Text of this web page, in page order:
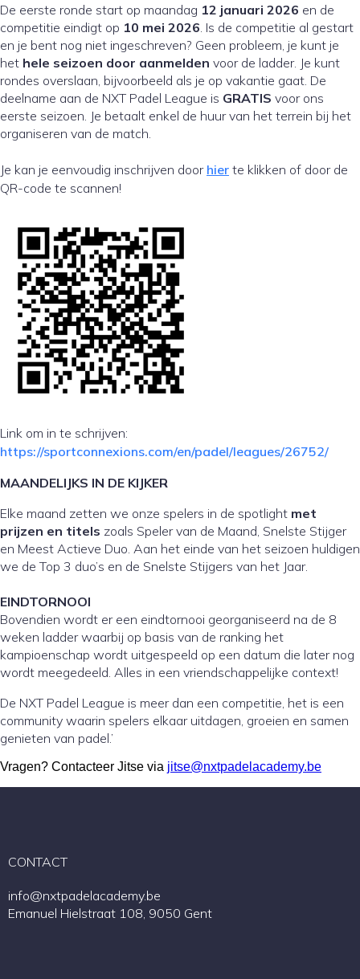
De eerste ronde start op maandag 12 januari 2026 en de
competitie eindigt op 10 mei 2026 . Is de competitie al gestart
en je bent nog niet ingeschreven? Geen probleem, je kunt je
het hele seizoen door aanmelden voor de ladder. Je kunt
rondes overslaan, bijvoorbeeld als je op vakantie gaat. De
deelname aan de NXT Padel League is GRATIS voor ons
eerste seizoen. Je betaalt enkel de huur van het terrein bij het
organiseren van de match.
Je kan je eenvoudig inschrijven door hier te klikken of door de
QR-code te scannen!
Link om in te schrijven:
https://sportconnexions.com/en/padel/leagues/26752/
MAANDELIJKS IN DE KIJKER
Elke maand zetten we onze spelers in de spotlight met
prijzen en titels zoals Speler van de Maand, Snelste Stijger
en Meest Actieve Duo. Aan het einde van het seizoen huldigen
we de Top 3 duo’s en de Snelste Stijgers van het Jaar.
EINDTORNOOI
Bovendien wordt er een eindtornooi georganiseerd na de 8
weken ladder waarbij op basis van de ranking het
kampioenschap wordt uitgespeeld op een datum die later nog
wordt meegedeeld. Alles in een vriendschappelijke context!
De NXT Padel League is meer dan een competitie, het is een
community waarin spelers elkaar uitdagen, groeien en samen
genieten van padel.’
Vragen? Contacteer Jitse via jitse@nxtpadelacademy.be
CONTACT
info@nxtpadelacademy.be
Emanuel Hielstraat 108, 9050 Gent